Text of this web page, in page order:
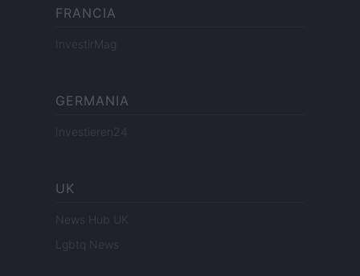
FRANCIA
InvestirMag
GERMANIA
Investieren24
UK
News Hub UK
Lgbtq News